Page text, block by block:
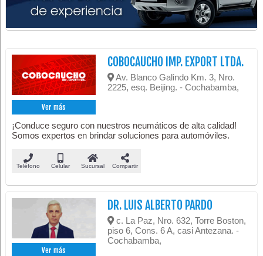
Ver más
COBOCAUCHO IMP. EXPORT LTDA.
Av. Blanco Galindo Km. 3, Nro.
2225, esq. Beijing. - Cochabamba,
¡Conduce seguro con nuestros neumáticos de alta calidad!
Somos expertos en brindar soluciones para automóviles.
Teléfono Celular Sucursal Compartir
Ver más
DR. LUIS ALBERTO PARDO
c. La Paz, Nro. 632, Torre Boston,
piso 6, Cons. 6 A, casi Antezana. -
Cochabamba,